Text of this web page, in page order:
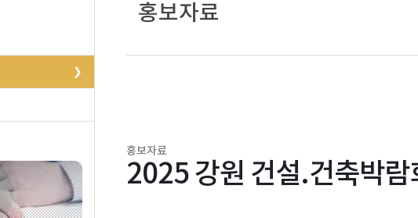
홍보자료
홍보자료
2025 강원 건설.건축박람